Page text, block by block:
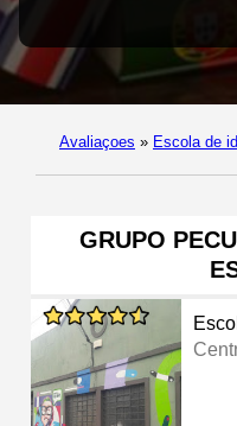
Avaliaçoes » Escola de
GRUPO